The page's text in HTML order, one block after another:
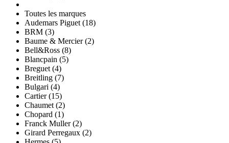
Toutes les marques
Audemars Piguet (18)
BRM (3)
Baume & Mercier (2)
Bell&Ross (8)
Blancpain (5)
Breguet (4)
Breitling (7)
Bulgari (4)
Cartier (15)
Chaumet (2)
Chopard (1)
Franck Muller (2)
Girard Perregaux (2)